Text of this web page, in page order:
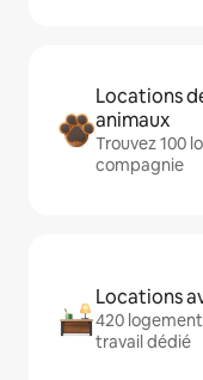
Locations
animaux
Trouvez 100
compagnie
Locations
420
travail dédié